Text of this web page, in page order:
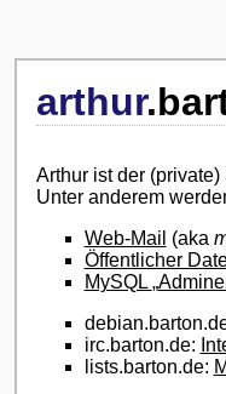
arthur.
Arthur ist der (private)
Unter anderem
Web-Mail (aka
Öffentlicher
MySQL
irc.barton.de:
lists.barton.de: